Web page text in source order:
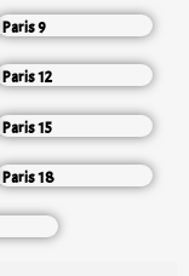
Paris 9
Paris 12
Paris 15
Paris 18